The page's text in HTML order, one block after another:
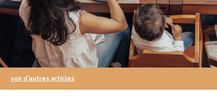
voir d’autres articles